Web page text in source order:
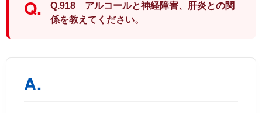
糖尿病のきほん
特集・連載
血糖トレンド
Q.918 アルコールと神経障害、肝炎との関
係を教えてください。